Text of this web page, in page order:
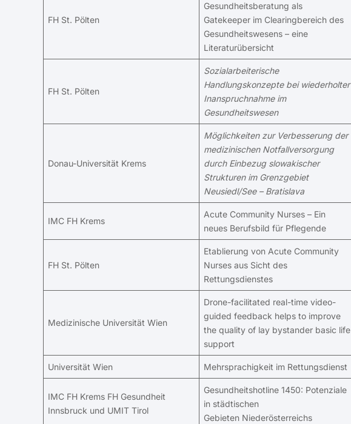
FH St. Pölten
Gesundheitsberatung als
Gatekeeper im Clearingbereich des
Gesundheitswesens – eine
Literaturübersicht
FH St. Pölten
Sozialarbeiterische
Handlungskonzepte bei wiederholter
Inanspruchnahme im
Gesundheitswesen
Donau-Universität Krems
Möglichkeiten zur Verbesserung der
medizinischen Notfallversorgung
durch Einbezug slowakischer
Strukturen im Grenzgebiet
Neusiedl/See – Bratislava
IMC FH Krems
Acute Community Nurses – Ein
neues Berufsbild für Pflegende
FH St. Pölten
Etablierung von Acute Community
Nurses aus Sicht des
Rettungsdienstes
Medizinische Universität Wien
Drone-facilitated real-time video-
guided feedback helps to improve
the quality of lay bystander basic life
support
Universität Wien Mehrsprachigkeit im Rettungsdienst
IMC FH Krems FH Gesundheit
Innsbruck und UMIT Tirol
Gesundheitshotline 1450: Potenziale
in städtischen
Gebieten Niederösterreichs